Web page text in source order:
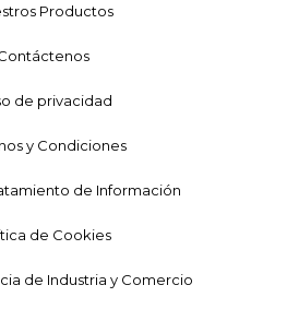
Productos
de privacidad
y Condiciones
de Información
de Cookies
de Industria y Comercio